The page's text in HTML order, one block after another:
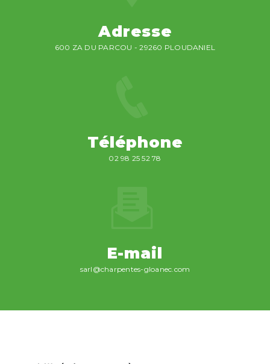
Adresse
600 ZA DU PARCOU - 29260 PLOUDANIEL
Téléphone
02 98 25 52 78
E-mail
sarl@charpentes-gloanec.com